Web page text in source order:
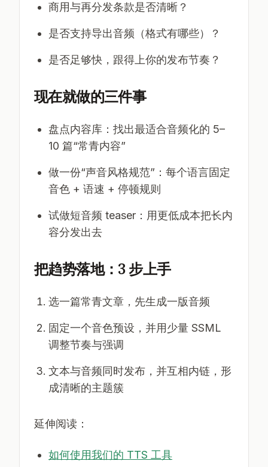
商用与再分发条款是否清晰？
是否支持导出音频（格式有哪些）？
是否足够快，跟得上你的发布节奏？
现在就做的三件事
盘点内容库：找出最适合音频化的 5–
10 篇“常青内容”
做一份“声音风格规范”：每个语言固定
音色 + 语速 + 停顿规则
试做短音频 teaser：用更低成本把长内
容分发出去
把趋势落地：3 步上手
选一篇常青文章，先生成一版音频
固定一个音色预设，并用少量 SSML
调整节奏与强调
文本与音频同时发布，并互相内链，形
成清晰的主题簇
延伸阅读：
如何使用我们的 TTS 工具